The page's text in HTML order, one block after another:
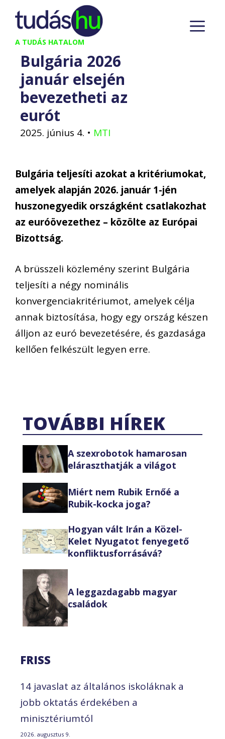
Kilépés
tartalomba
A TUDÁS HATALOM
Bulgária 2026
január elsején
bevezetheti az
eurót
2025. június 4. • MTI
Bulgária teljesíti azokat a kritériumokat,
amelyek alapján 2026. január 1-jén
huszonegyedik országként csatlakozhat
az euróövezethez – közölte az Európai
Bizottság.
A brüsszeli közlemény szerint Bulgária
teljesíti a négy nominális
konvergenciakritériumot, amelyek célja
annak biztosítása, hogy egy ország készen
álljon az euró bevezetésére, és gazdasága
kellően felkészült legyen erre.
TOVÁBBI HÍREK
A szexrobotok hamarosan
eláraszthatják a világot
Miért nem Rubik Ernőé a
Rubik-kocka joga?
Hogyan vált Irán a Közel-
Kelet Nyugatot fenyegető
konfliktusforrásává?
A leggazdagabb magyar
családok
FRISS
14 javaslat az általános iskoláknak a
jobb oktatás érdekében a
minisztériumtól
2026. augusztus 9.